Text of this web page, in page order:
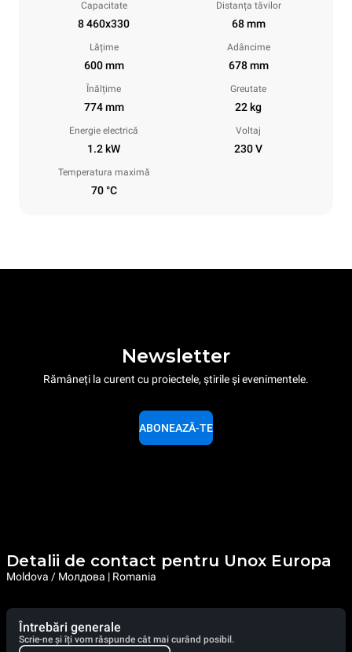
Capacitate
8 460x330
Distanța tăvilor
68 mm
Lățime
600 mm
Adâncime
678 mm
Înălțime
774 mm
Greutate
22 kg
Energie electrică
1.2 kW
Voltaj
230 V
Temperatura maximă
70 °C
Newsletter
Rămâneți la curent cu proiectele, știrile și evenimentele.
ABONEAZĂ-TE
Detalii de contact pentru Unox Europa
Moldova / Молдова | Romania
Întrebări generale
Scrie-ne și îți vom răspunde cât mai curând posibil.